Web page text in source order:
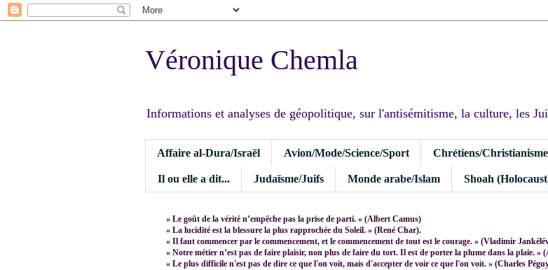
Véronique Chemla
Informations et analyses de géopolitique, sur l'antisémitisme, la culture, les
Affaire al-Dura/Israël Avion/Mode/Science/Sport Chrétiens/Christianisme
Il ou elle a dit... Judaïsme/Juifs Monde arabe/Islam Shoah
« Le goût de la vérité n’empêche pas la prise de parti. » (Albert Camus)
« La lucidité est la blessure la plus rapprochée du Soleil. » (René Char).
« Il faut commencer par le commencement, et le commencement de tout est le courage. » (Vladimir
« Notre métier n’est pas de faire plaisir, non plus de faire du tort. Il est de porter la plume dans la plaie. »
« Le plus difficile n'est pas de dire ce que l'on voit, mais d'accepter de voir ce que l'on voit. » (Charles